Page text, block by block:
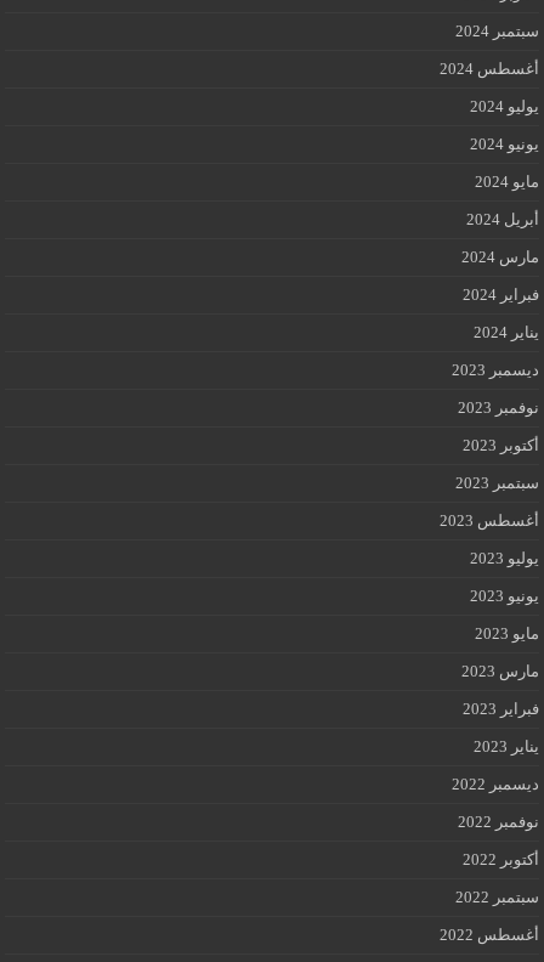
سبتمبر 2024
أغسطس 2024
يوليو 2024
يونيو 2024
مايو 2024
أبريل 2024
مارس 2024
فبراير 2024
يناير 2024
ديسمبر 2023
نوفمبر 2023
أكتوبر 2023
سبتمبر 2023
أغسطس 2023
يوليو 2023
يونيو 2023
مايو 2023
مارس 2023
فبراير 2023
يناير 2023
ديسمبر 2022
نوفمبر 2022
أكتوبر 2022
سبتمبر 2022
أغسطس 2022